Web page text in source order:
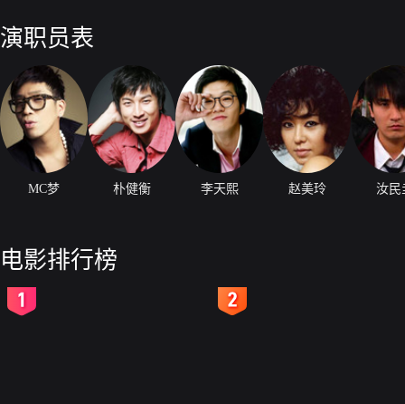
演职员表
MC梦 朴健衡 李天熙 赵美玲 汝民
电影排行榜